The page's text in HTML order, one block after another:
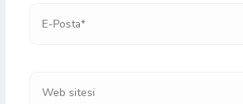
Posta*
sitesi